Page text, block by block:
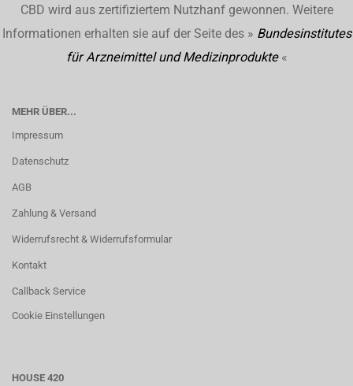
CBD wird aus zertifiziertem Nutzhanf gewonnen. Weitere
Informationen erhalten sie auf der Seite des » Bundesinstitutes
für Arzneimittel und Medizinprodukte«
MEHR ÜBER...
Impressum
Datenschutz
AGB
Zahlung & Versand
Widerrufsrecht & Widerrufsformular
Kontakt
Callback Service
Cookie Einstellungen
HOUSE 420